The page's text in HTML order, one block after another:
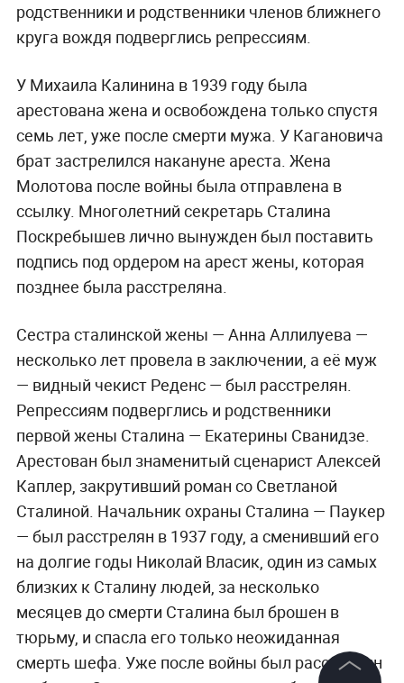
родственники и родственники членов ближнего
круга вождя подверглись репрессиям.
У Михаила Калинина в 1939 году была
арестована жена и освобождена только спустя
семь лет, уже после смерти мужа. У Кагановича
брат застрелился накануне ареста. Жена
Молотова после войны была отправлена в
ссылку. Многолетний секретарь Сталина
Поскребышев лично вынужден был поставить
подпись под ордером на арест жены, которая
позднее была расстреляна.
Сестра сталинской жены — Анна Аллилуева —
несколько лет провела в заключении, а её муж
— видный чекист Реденс — был расстрелян.
Репрессиям подверглись и родственники
первой жены Сталина — Екатерины Сванидзе.
Арестован был знаменитый сценарист Алексей
Каплер, закрутивший роман со Светланой
Сталиной. Начальник охраны Сталина — Паукер
— был расстрелян в 1937 году, а сменивший его
на долгие годы Николай Власик, один из самых
близких к Сталину людей, за несколько
месяцев до смерти Сталина был брошен в
тюрьму, и спасла его только неожиданная
смерть шефа. Уже после войны был расстрелян